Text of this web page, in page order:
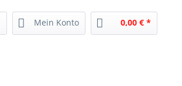
Mein Konto 0,00 € *